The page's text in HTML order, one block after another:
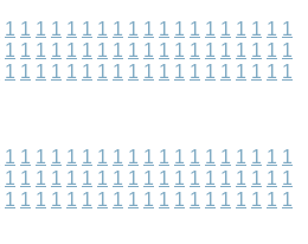
1 1 1 1 1 1 1 1 1 1 1 1 1 1 1 1 1 1 1
1 1 1 1 1 1 1 1 1 1 1 1 1 1 1 1 1 1 1
1 1 1 1 1 1 1 1 1 1 1 1 1 1 1 1 1 1 1
1 1 1 1 1 1 1 1 1 1 1 1 1 1 1 1 1 1 1
1 1 1 1 1 1 1 1 1 1 1 1 1 1 1 1 1 1 1
1 1 1 1 1 1 1 1 1 1 1 1 1 1 1 1 1 1 1